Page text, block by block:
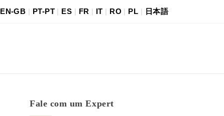
EN-GB | PT-PT| ES | FR | IT | RO | PL | 日本語
Fale com um Expert